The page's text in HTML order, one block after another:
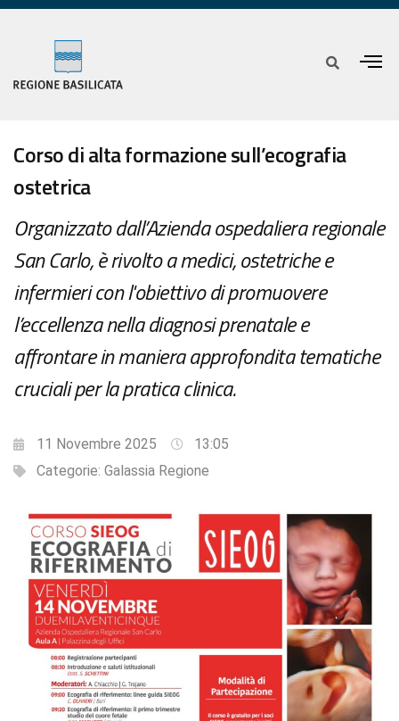
Corso di alta formazione sull’ecografia
ostetrica
Organizzato dall’Azienda ospedaliera regionale
San Carlo, è rivolto a medici, ostetriche e
infermieri con l'obiettivo di promuovere
l’eccellenza nella diagnosi prenatale e
affrontare in maniera approfondita tematiche
cruciali per la pratica clinica.
11 Novembre 2025
13:05
Categorie: Galassia Regione